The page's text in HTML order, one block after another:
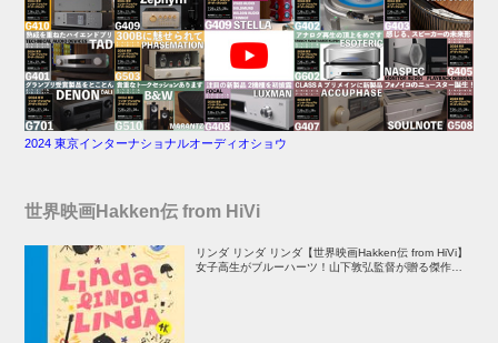
2024 東京インターナショナルオーディオショウ
世界映画Hakken伝 from HiVi
リンダ リンダ リンダ【世界映画Hakken伝 from HiVi】
女子高生がブルーハーツ！山下敦弘監督が贈る傑作青春